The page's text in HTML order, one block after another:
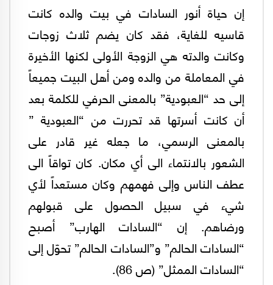
إن حياة أنور السادات في بيت والده كانت
قاسيه للغاية، فقد كان يضم ثلاث زوجات
وكانت والدته هي الزوجة الأولى لكنها الأخيرة
في المعاملة من والده ومن أهل البيت جميعاً
إلى حد “العبودية” بالمعنى الحرفي للكلمة بعد
أن كانت أسرتها قد تحررت من “العبودية ”
بالمعنى الرسمي، ما جعله غير قادر على
الشعور بالانتماء الى أي مكان. كان تواقاً الى
عطف الناس وإلى فهمهم وكان مستعداً لأي
شيء في سبيل الحصول على قبولهم
ورضاهم. إن “السادات الهارب” أصبح
“السادات الحالم” و”السادات الحالم” تحوّل إلى
“السادات الممثل” (ص 86).